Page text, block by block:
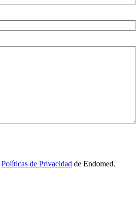
Políticas de Privacidad de Endomed.